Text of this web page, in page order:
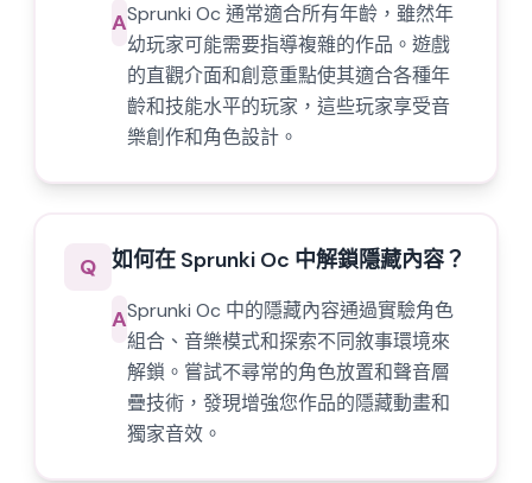
ASprunki Oc 通常適合所有年齡，雖然年
幼玩家可能需要指導複雜的作品。遊戲
的直觀介面和創意重點使其適合各種年
齡和技能水平的玩家，這些玩家享受音
樂創作和角色設計。
Q 如何在 Sprunki Oc 中解鎖隱藏內容？
ASprunki Oc 中的隱藏內容通過實驗角色
組合、音樂模式和探索不同敘事環境來
解鎖。嘗試不尋常的角色放置和聲音層
疊技術，發現增強您作品的隱藏動畫和
獨家音效。